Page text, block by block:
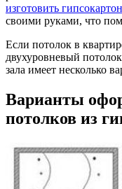
изготовить
своими руками, что
Если потолок в
двухуровневый
зала имеет несколько
Варианты
потолков из